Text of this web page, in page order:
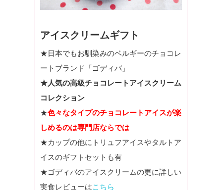
アイスクリームギフト
★日本でもお馴染みのベルギーのチョコレ
ートブランド「ゴディバ」
★人気の高級チョコレートアイスクリーム
コレクション
★色々なタイプのチョコレートアイスが楽
しめるのは専門店ならでは
★カップの他にトリュフアイスやタルトア
イスのギフトセットも有
★ゴディバのアイスクリームの更に詳しい
実食レビューはこちら